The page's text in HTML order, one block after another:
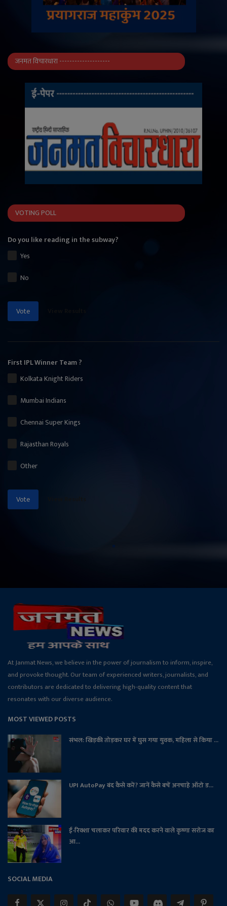
जनमत विचारधारा --------------------
VOTING POLL
Do you like reading in the subway?
Yes
No
Vote
First IPL Winner Team ?
Kolkata Knight Riders
Mumbai Indians
Chennai Super Kings
Rajasthan Royals
Other
Vote
At Janmat News, we believe in the power of journalism to inform, inspire,
and provoke thought. Our team of experienced writers, journalists, and
contributors are dedicated to delivering high-quality content that
resonates with our diverse audience.
MOST VIEWED POSTS
संभल: खिड़की तोड़कर घर में घुस गया युवक, महिला से किया ...
UPI AutoPay बंद कैसे करें? जानें कैसे बचें अनचाहे ऑटो ड...
ई-रिक्शा चलाकर परिवार की मदद करने वाले कृष्णा सरोज का
आ...
SOCIAL MEDIA